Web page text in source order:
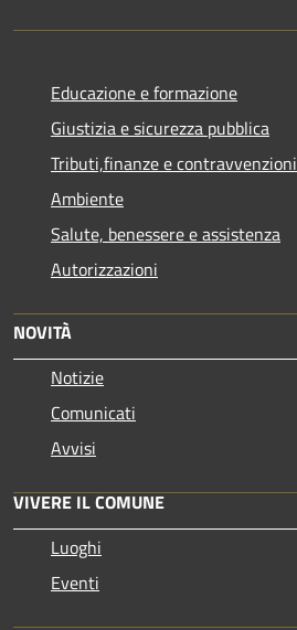
Educazione e formazione
Giustizia e sicurezza pubblica
Tributi,finanze e contravvenzioni
Ambiente
Salute, benessere e assistenza
Autorizzazioni
NOVITÀ
Notizie
Comunicati
Avvisi
VIVERE IL COMUNE
Luoghi
Eventi